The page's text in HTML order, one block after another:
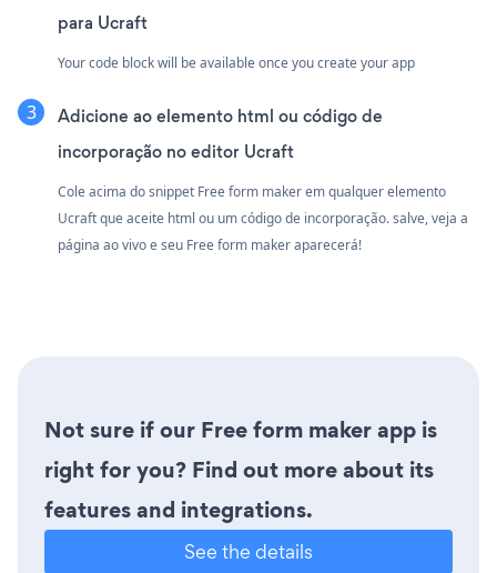
para Ucraft
Your code block will be available once you create your app
Adicione ao elemento html ou código de
incorporação no editor Ucraft
Cole acima do snippet Free form maker em qualquer elemento
Ucraft que aceite html ou um código de incorporação. salve, veja a
página ao vivo e seu Free form maker aparecerá!
Not sure if our Free form maker app is
right for you? Find out more about its
features and integrations.
See the details